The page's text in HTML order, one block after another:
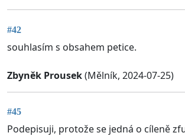
#42
souhlasím s obsahem petice.
Zbyněk Prousek(Mělník, 2024-07-25)
#45
Podepisuji, protože se jedná o cíleně